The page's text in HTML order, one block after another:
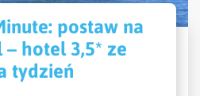
postaw na
– hotel 3,5* ze
tydzień